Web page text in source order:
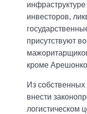
инвесторов,
присутствуют
кроме
Из
внести
логистическом